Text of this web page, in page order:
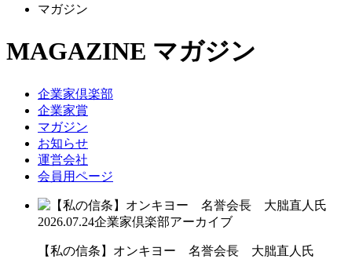
マガジン
MAGAZINE マガジン
企業家倶楽部
企業家賞
マガジン
お知らせ
運営会社
会員用ページ
2026.07.24企業家倶楽部アーカイブ
【私の信条】オンキヨー 名誉会長 大朏直人氏